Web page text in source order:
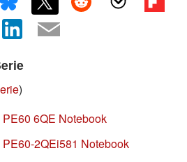
)
PE60 6QE Notebook
PE60-2QEi581 Notebook